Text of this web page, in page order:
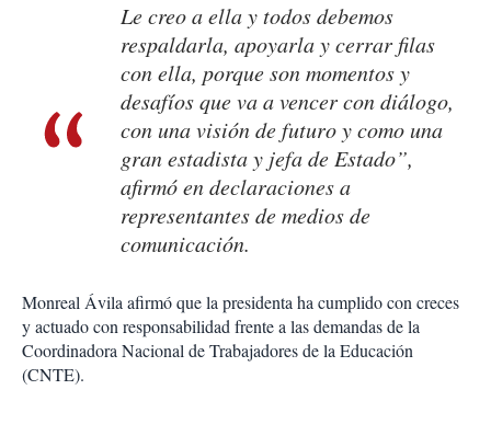
Le creo a ella y todos debemos
respaldarla, apoyarla y cerrar filas
con ella, porque son momentos y
desafíos que va a vencer con diálogo,
con una visión de futuro y como una
gran estadista y jefa de Estado”,
afirmó en declaraciones a
representantes de medios de
comunicación.
Monreal Ávila afirmó que la presidenta ha cumplido con creces
y actuado con responsabilidad frente a las demandas de la
Coordinadora Nacional de Trabajadores de la Educación
(CNTE).